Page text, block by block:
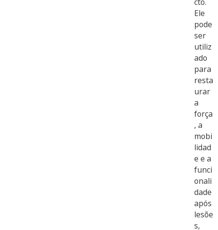
Ele
pode
ser
utiliz
ado
para
resta
urar
a
força
, a
mobi
lidad
e e a
funci
onali
dade
após
lesõe
s,